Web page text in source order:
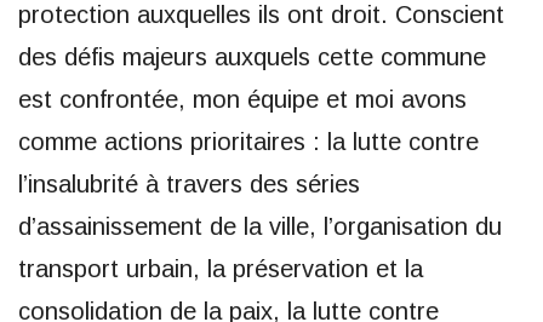
protection auxquelles ils ont droit. Conscient
des défis majeurs auxquels cette commune
est confrontée, mon équipe et moi avons
comme actions prioritaires : la lutte contre
l’insalubrité à travers des séries
d’assainissement de la ville, l’organisation du
transport urbain, la préservation et la
consolidation de la paix, la lutte contre